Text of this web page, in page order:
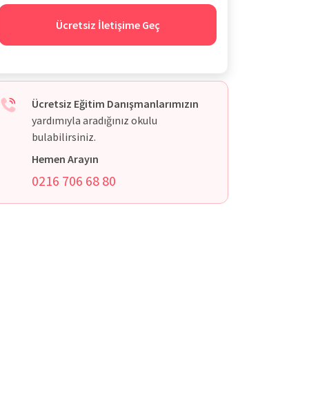
Ücretsiz İletişime Geç
Ücretsiz Eğitim Danışmanlarımızın
yardımıyla aradığınız okulu
bulabilirsiniz.
Hemen Arayın
0216 706 68 80